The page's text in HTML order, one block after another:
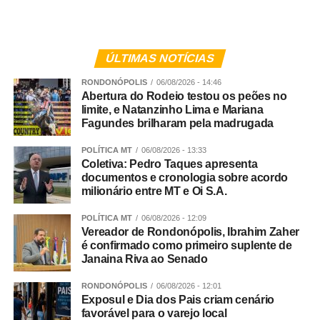
experiência de educar. Nesses casos, reparar a relação é
tão importante quanto estabelecer limites.
“Quando o adulto reconhece o erro, explica o que
aconteceu e pede desculpas quando necessário, a
criança aprende algo importante: todo mundo erra, mas é
possível assumir isso e reconstruir a relação através do
diálogo”, aponta a supervisora pedagógica.
Para a especialista, reconhecer o erro fortalece a
confiança entre adultos e crianças e transforma um
momento difícil em uma oportunidade de aprendizado. Ao
mostrar que é possível lidar com sentimentos como raiva,
frustração e tristeza sem recorrer a gritos ou violência, os
adultos ensinam, na prática, uma das habilidades mais
importantes da infância: resolver conflitos com respeito,
ÚLTIMAS NOTÍCIAS
RONDONÓPOLIS 06/08/2026 - 14:46
Abertura do Rodeio testou os peões no
limite, e Natanzinho Lima e Mariana
Fagundes brilharam pela madrugada
POLÍTICA MT 06/08/2026 - 13:33
Coletiva: Pedro Taques apresenta
documentos e cronologia sobre acordo
milionário entre MT e Oi S.A.
POLÍTICA MT 06/08/2026 - 12:09
Vereador de Rondonópolis, Ibrahim Zaher
é confirmado como primeiro suplente de
Janaina Riva ao Senado
RONDONÓPOLIS 06/08/2026 - 12:01
Exposul e Dia dos Pais criam cenário
favorável para o varejo local